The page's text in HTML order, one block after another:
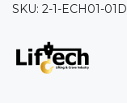
SKU: 2-1-ECH01-01D